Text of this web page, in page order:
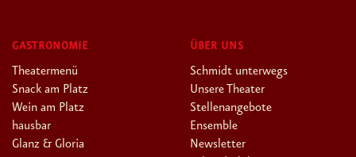
GASTRONOMIE
Theatermenü
Snack am Platz
Wein am Platz
hausbar
Glanz & Gloria
ÜBER UNS
Schmidt unterwegs
Unsere Theater
Stellenangebote
Ensemble
Newsletter